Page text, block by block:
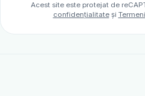
Acest site este protejat de
confidențialitateși